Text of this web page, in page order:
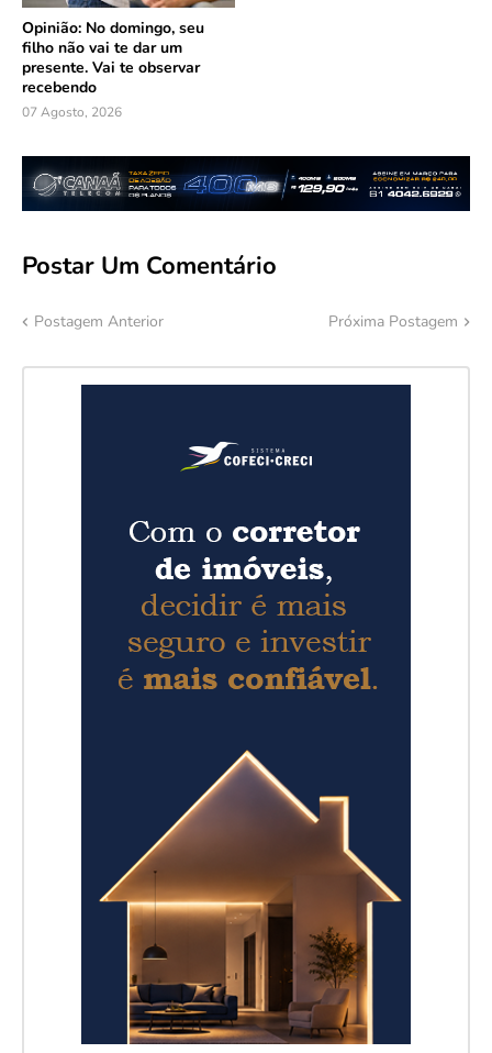
Opinião: No domingo, seu
filho não vai te dar um
presente. Vai te observar
recebendo
07 Agosto, 2026
Postar Um Comentário
Postagem Anterior Próxima Postagem